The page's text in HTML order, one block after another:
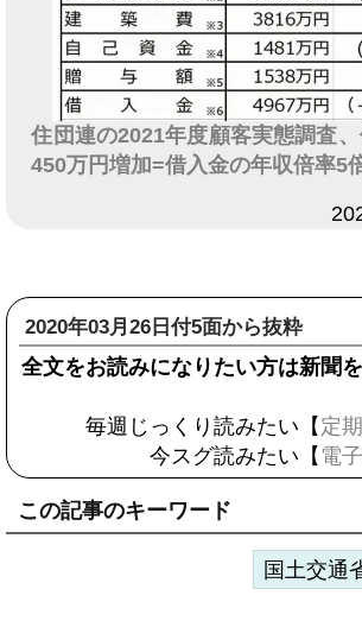
住団連の2021年度顧客実態調査
450万円増加=借入金の年収倍率5
2020年03月26日付5面から抜粋
全文をお読みになりたい方は新聞
毎週じっくり読みたい【 定
今スグ読みたい【 電
この記事のキーワード
国土交通